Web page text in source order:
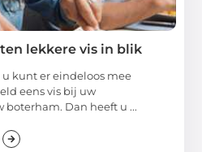
lekkere vis in blik
u kunt er eindeloos mee
eens vis bij uw
Dan heeft u ...